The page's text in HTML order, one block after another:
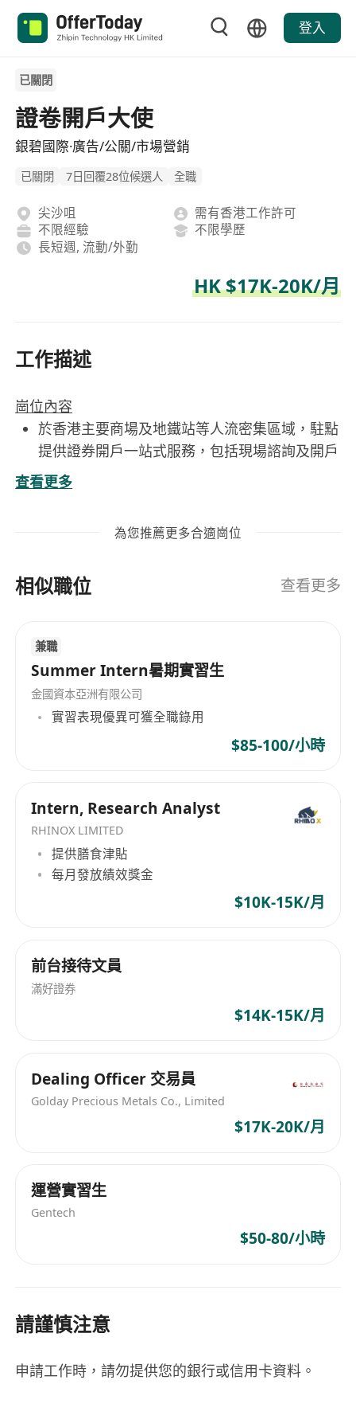
登入
已關閉
證卷開戶大使
銀碧國際·廣告/公關/市場營銷
已關閉 7日回覆28位候選人 全職
尖沙咀
需有香港工作許可
不限經驗
不限學歷
長短週, 流動/外勤
HK $17K-20K/月
工作描述
崗位內容
於香港主要商場及地鐵站等人流密集區域，駐點
提供證券開戶一站式服務，包括現場諮詢及開戶
流程協助
主動介紹公司證券服務，提升客戶信任與轉化率
（如新客禮遇、限時優惠）
工作要求
部考核方可獨立工作
粵語流利，能以自然、親切且專業的語氣與不同
年齡層客戶溝通；普通話及英語基礎能力為加分
項，非強制要求
具備高度服務意識與情緒管理能力，面對重複提
形象整潔得體，言行舉止具專業感；自認儀表端
正、表達清晰、反應敏捷者將獲優先考慮
彈性配合輪班安排，可接受週內或週末任意時段
出勤（每日工時6–8小時），並能自主規劃每月
查看更多
為您推薦更多合適崗位
相似職位 查看更多
兼職
Summer Intern暑期實習生
金國資本亞洲有限公司
實習表現優異可獲全職錄用
$85-100/小時
Intern, Research Analyst
RHINOX LIMITED
提供膳食津貼
每月發放績效獎金
$10K-15K/月
前台接待文員
滿好證券
$14K-15K/月
Dealing Officer 交易員
Golday Precious Metals Co., Limited
$17K-20K/月
運營實習生
Gentech
$50-80/小時
請謹慎注意
申請工作時，請勿提供您的銀行或信用卡資料。